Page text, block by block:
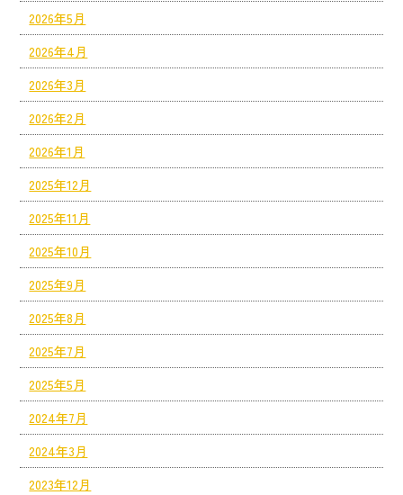
2026年5月
2026年4月
2026年3月
2026年2月
2026年1月
2025年12月
2025年11月
2025年10月
2025年9月
2025年8月
2025年7月
2025年5月
2024年7月
2024年3月
2023年12月